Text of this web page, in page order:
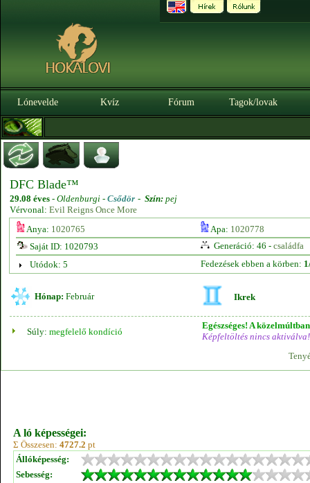
Lónevelde Kvíz Fórum Tagok/lovak
DFC Blade™
29.08 éves - Oldenburgi - Csődör - Szín: pej
Vérvonal: Evil Reigns Once More
Anya: 1020765 Apa: 1020778
Saját ID: 1020793
Generáció: 46 - családfa
Utódok: 5
Fedezések ebben a körben:
Hónap: Február Ikrek
Súly: megfelelő kondíció
Egészséges! A
Képfeltöltés nincs aktiválva!
A ló képességei:
Σ Összesen: 4727.2 pt
Állóképesség:
Sebesség: